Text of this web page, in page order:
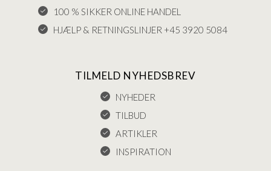
100 % SIKKER ONLINE HANDEL
HJÆLP & RETNINGSLINJER +45 3920 5084
TILMELD NYHEDSBREV
NYHEDER
TILBUD
ARTIKLER
INSPIRATION